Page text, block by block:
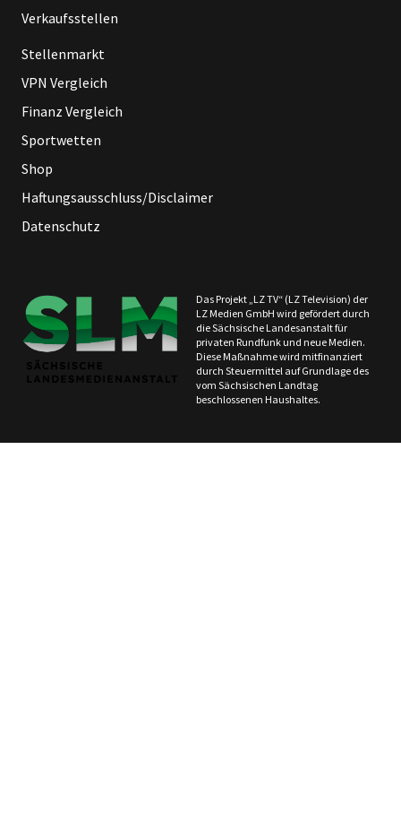
Verkaufsstellen
Stellenmarkt
VPN Vergleich
Finanz Vergleich
Sportwetten
Shop
Haftungsausschluss/Disclaimer
Datenschutz
Das Projekt „LZ TV“ (LZ Television) der
LZ Medien GmbH wird gefördert durch
die Sächsische Landesanstalt für
privaten Rundfunk und neue Medien.
Diese Maßnahme wird mitfinanziert
durch Steuermittel auf Grundlage des
vom Sächsischen Landtag
beschlossenen Haushaltes.